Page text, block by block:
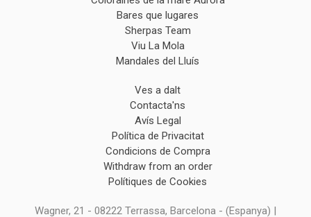
Bares que lugares
Sherpas Team
Viu La Mola
Mandales del Lluís
Ves a dalt
Contacta'ns
Avís Legal
Política de Privacitat
Condicions de Compra
Withdraw from an order
Polítiques de Cookies
Wagner, 21 - 08222 Terrassa, Barcelona - (Espanya) |